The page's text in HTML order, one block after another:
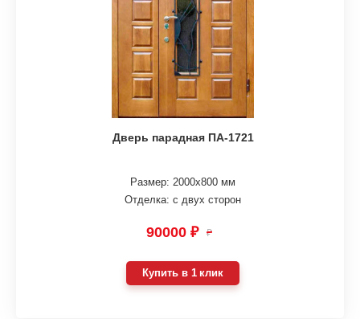
Дверь парадная ПА-1721
Размер: 2000х800 мм
Отделка: с двух сторон
90000 ₽ ₽
Купить в 1 клик